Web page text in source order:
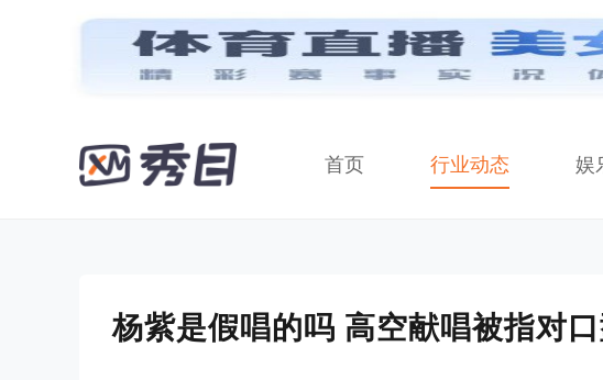
首页 行业动态 娱
杨紫是假唱的吗 高空献唱被指对